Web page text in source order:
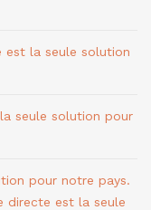
est la seule solution
seule solution pour
pour notre pays.
directe est la seule